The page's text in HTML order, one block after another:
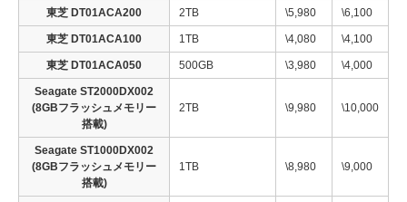
東芝 DT01ACA200 2TB \5,980 \6,100
東芝 DT01ACA100 1TB \4,080 \4,100
東芝 DT01ACA050 500GB \3,980 \4,000
Seagate ST2000DX002
(8GBフラッシュメモリー
搭載)
2TB \9,980 \10,000
Seagate ST1000DX002
(8GBフラッシュメモリー
搭載)
1TB \8,980 \9,000